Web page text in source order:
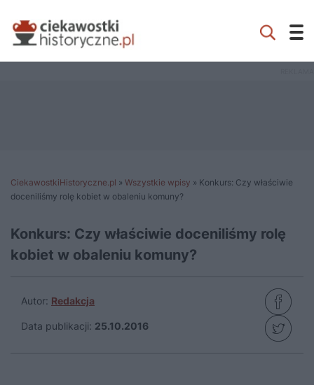
CiekawostkiHistoryczne.pl » Wszystkie wpisy » Konkurs: Czy właściwie
doceniliśmy rolę kobiet w obaleniu komuny?
Konkurs: Czy właściwie doceniliśmy rolę
kobiet w obaleniu komuny?
Autor: Redakcja
Data publikacji: 25.10.2016